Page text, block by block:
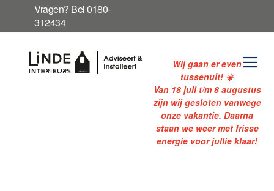
de
Vragen? Bel 0180-
312434
Wij gaan er even
tussenuit! ☀️
Van 18 juli t/m 8 augustus
zijn wij gesloten vanwege
onze vakantie. Daarna
staan we weer met frisse
energie voor jullie klaar!